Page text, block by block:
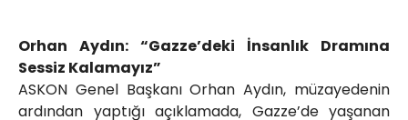
Orhan Aydın: “Gazze’deki İnsanlık Dramına
Sessiz Kalamayız”
ASKON Genel Başkanı Orhan Aydın, müzayedenin
ardından yaptığı açıklamada, Gazze’de yaşanan